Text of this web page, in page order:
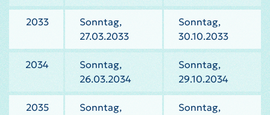
2033
Sonntag,
27.03.2033
Sonntag,
30.10.2033
2034
Sonntag,
26.03.2034
Sonntag,
29.10.2034
2035
Sonntag,
Sonntag,